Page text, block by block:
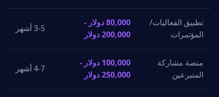
تطبيق الفعاليات/
المؤتمرات
80,000 دولار -
200,000 دولار
3-5 أشهر
منصة مشاركة
المتبرعين
100,000 دولار -
250,000 دولار
4-7 أشهر